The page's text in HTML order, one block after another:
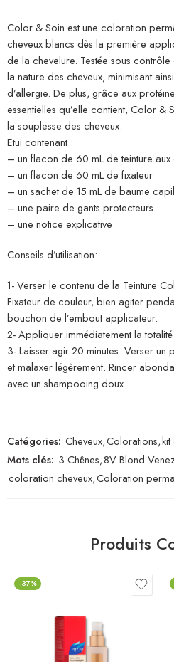
Color & Soin est une coloration
cheveux blancs dès la première
de la chevelure. Testée sous
la nature des cheveux, minimisant
d’allergie. De plus, grâce aux
essentielles qu’elle contient, Color &
la souplesse des cheveux.
Etui contenant :
– un flacon de 60 mL de teinture aux
– un flacon de 60 mL de fixateur
– un sachet de 15 mL de baume
– une paire de gants protecteurs
– une notice explicative
Conseils d’utilisation:
1- Verser le contenu de la Teinture
Fixateur de couleur, bien agiter
bouchon de l’embout applicateur.
2- Appliquer immédiatement la
3- Laisser agir 20 minutes. Verser un
et malaxer légèrement. Rincer
avec un shampooing doux.
Catégories: Cheveux,Colorations,
Mots clés: 3 Chênes,8V Blond
coloration cheveux,Coloration
Produits
-37%